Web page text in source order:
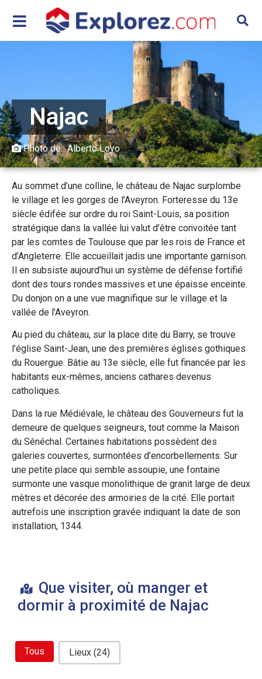
Najac
Photo de : Alberto Loyo
Au sommet d’une colline, le château de Najac surplombe
le village et les gorges de l’Aveyron. Forteresse du 13e
siècle édifée sur ordre du roi Saint-Louis, sa position
stratégique dans la vallée lui valut d’être convoitée tant
par les comtes de Toulouse que par les rois de France et
d’Angleterre. Elle accueillait jadis une importante garnison.
Il en subsiste aujourd’hui un système de défense fortifié
dont des tours rondes massives et une épaisse enceinte.
Du donjon on a une vue magnifique sur le village et la
vallée de l’Aveyron.
Au pied du château, sur la place dite du Barry, se trouve
l’église Saint-Jean, une des premières églises gothiques
du Rouergue. Bâtie au 13e siècle, elle fut financée par les
habitants eux-mêmes, anciens cathares devenus
catholiques.
Dans la rue Médiévale, le château des Gouverneurs fut la
demeure de quelques seigneurs, tout comme la Maison
du Sénéchal. Certaines habitations possèdent des
galeries couvertes, surmontées d’encorbellements. Sur
une petite place qui semble assoupie, une fontaine
surmonte une vasque monolithique de granit large de deux
mètres et décorée des armoiries de la cité. Elle portait
autrefois une inscription gravée indiquant la date de son
installation, 1344.
Que visiter, où manger et
dormir à proximité de Najac
bouton filtre related
Tous Lieux (24)